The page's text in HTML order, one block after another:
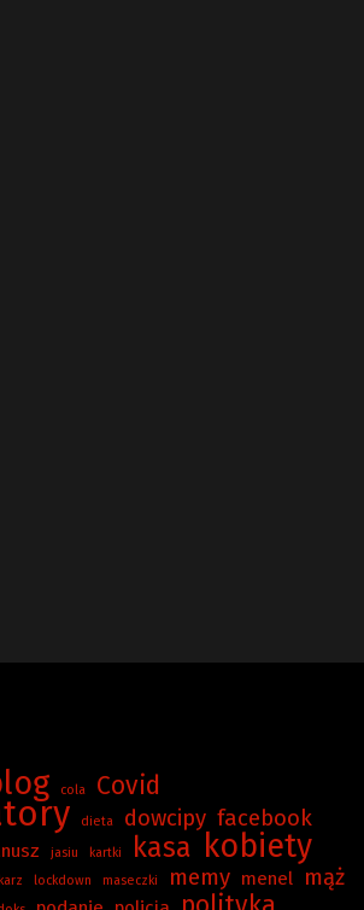
cola Covid
dieta dowcipy facebook
jasiu kartki kasa kobiety
lockdown maseczki memy menel mąż